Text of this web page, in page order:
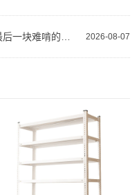
2026-08-07